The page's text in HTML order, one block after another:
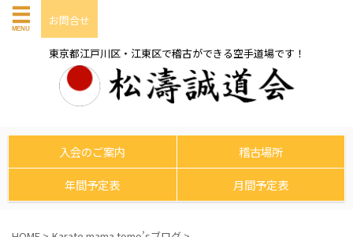
お問合せ
東京都江戸川区・江東区で稽古ができる空手道場です！
入会のご案内
稽古場所
年間予定表
月間予定表